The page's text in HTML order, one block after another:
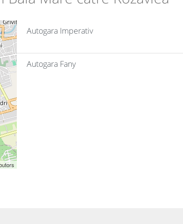
Autogara Imperativ
Autogara Fany